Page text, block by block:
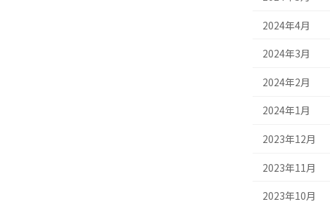
2024年4月
2024年3月
2024年2月
2024年1月
2023年12月
2023年11月
2023年10月